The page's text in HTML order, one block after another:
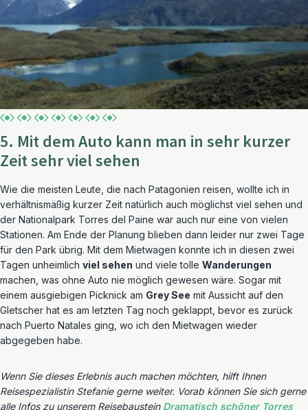
5. Mit dem Auto kann man in sehr kurzer
Zeit sehr viel sehen
Wie die meisten Leute, die nach Patagonien reisen, wollte ich in
verhältnismäßig kurzer Zeit natürlich auch möglichst viel sehen und
der Nationalpark Torres del Paine war auch nur eine von vielen
Stationen. Am Ende der Planung blieben dann leider nur zwei Tage
für den Park übrig. Mit dem Mietwagen konnte ich in diesen zwei
Tagen unheimlich viel sehen und viele tolle Wanderungen
machen, was ohne Auto nie möglich gewesen wäre. Sogar mit
einem ausgiebigen Picknick am Grey See mit Aussicht auf den
Gletscher hat es am letzten Tag noch geklappt, bevor es zurück
nach Puerto Natales ging, wo ich den Mietwagen wieder
abgegeben habe.
Wenn Sie dieses Erlebnis auch machen möchten, hilft Ihnen
Reisespezialistin Stefanie gerne weiter. Vorab können Sie sich gerne
alle Infos zu unserem Reisebaustein Dramatisch schöner Torres